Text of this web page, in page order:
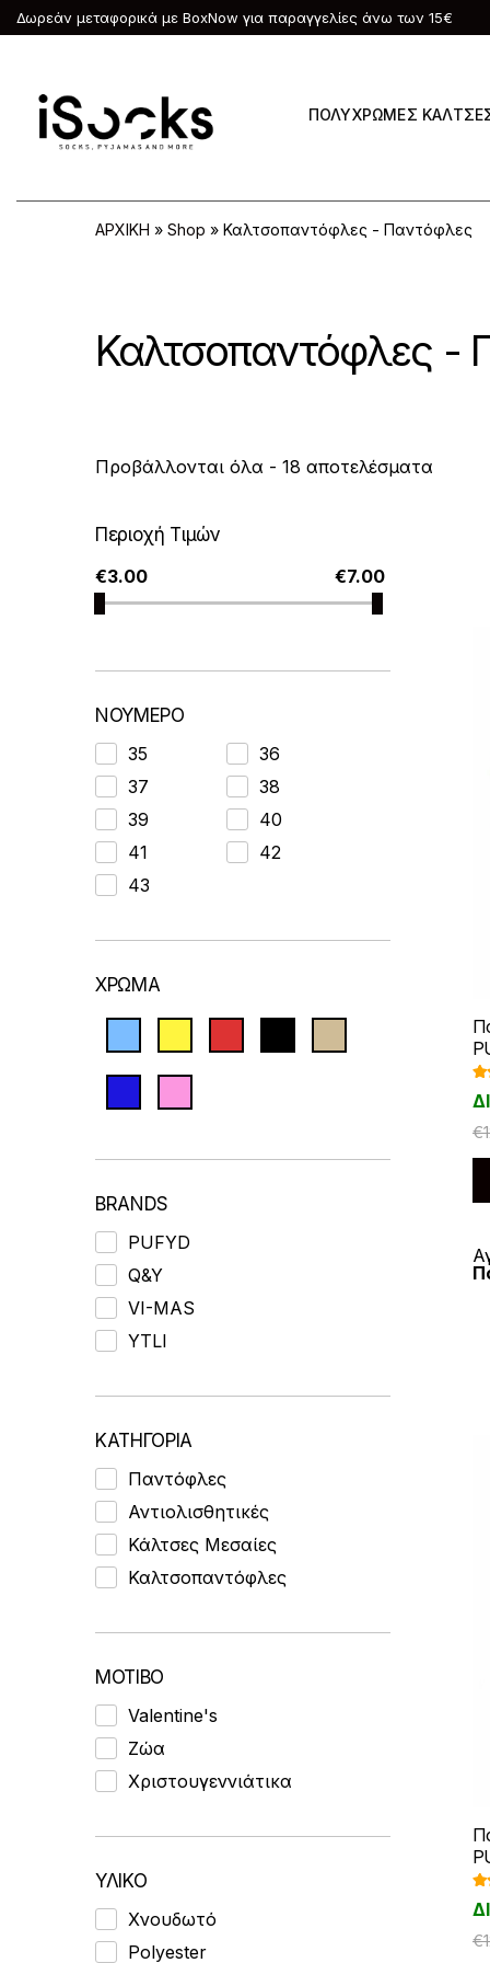
Δωρεάν μεταφορικά με BoxNow για παραγγελίες άνω των 15€
ΠΟΛΥΧΡΩΜΕΣ
ΑΡΧΙΚΗ » Shop » Καλτσοπαντόφλες - Παντόφλες
Καλτσοπαντόφλες -
Προβάλλονται όλα - 18 αποτελέσματα
€
€
Περιοχή Τιμών
€3.00 €7.00
ΝΟΥΜΕΡΟ
35
36
37
38
39
40
41
42
43
ΧΡΩΜΑ
BRANDS
PUFYD
Q&Y
VI-MAS
YTLI
ΚΑΤΗΓΟΡΙΑ
Παντόφλες
Αντιολισθητικές
Κάλτσες Μεσαίες
Καλτσοπαντόφλες
ΜΟΤΙΒΟ
Valentine's
Ζώα
Χριστουγεννιάτικα
ΥΛΙΚΟ
Χνουδωτό
Polyester